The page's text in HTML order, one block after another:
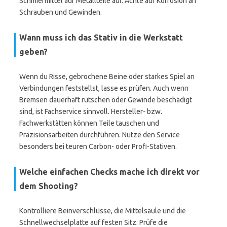
Schrauben und Gewinden.
Wann muss ich das Stativ in die Werkstatt
geben?
Wenn du Risse, gebrochene Beine oder starkes Spiel an
Verbindungen feststellst, lasse es prüfen. Auch wenn
Bremsen dauerhaft rutschen oder Gewinde beschädigt
sind, ist Fachservice sinnvoll. Hersteller- bzw.
Fachwerkstätten können Teile tauschen und
Präzisionsarbeiten durchführen. Nutze den Service
besonders bei teuren Carbon- oder Profi-Stativen.
Welche einfachen Checks mache ich direkt vor
dem Shooting?
Kontrolliere Beinverschlüsse, die Mittelsäule und die
Schnellwechselplatte auf festen Sitz. Prüfe die